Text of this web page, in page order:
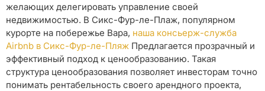
желающих делегировать управление своей
недвижимостью. В Сикс-Фур-ле-Плаж, популярном
курорте на побережье Вара, наша консьерж-служба
Airbnb в Сикс-Фур-ле-Пляж Предлагается прозрачный и
эффективный подход к ценообразованию. Такая
структура ценообразования позволяет инвесторам точно
понимать рентабельность своего арендного проекта,